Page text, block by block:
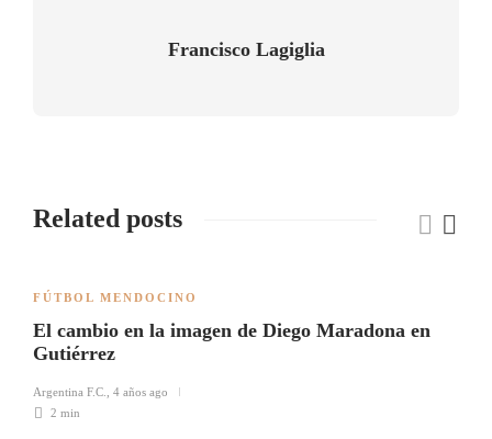
Francisco Lagiglia
Related posts
FÚTBOL MENDOCINO
El cambio en la imagen de Diego Maradona en
Gutiérrez
Argentina F.C.
4 años ago
2 min